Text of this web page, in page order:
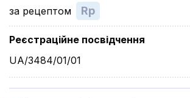
за рецептом
Rp
Реєстраційне посвідчення
UA/3484/01/01